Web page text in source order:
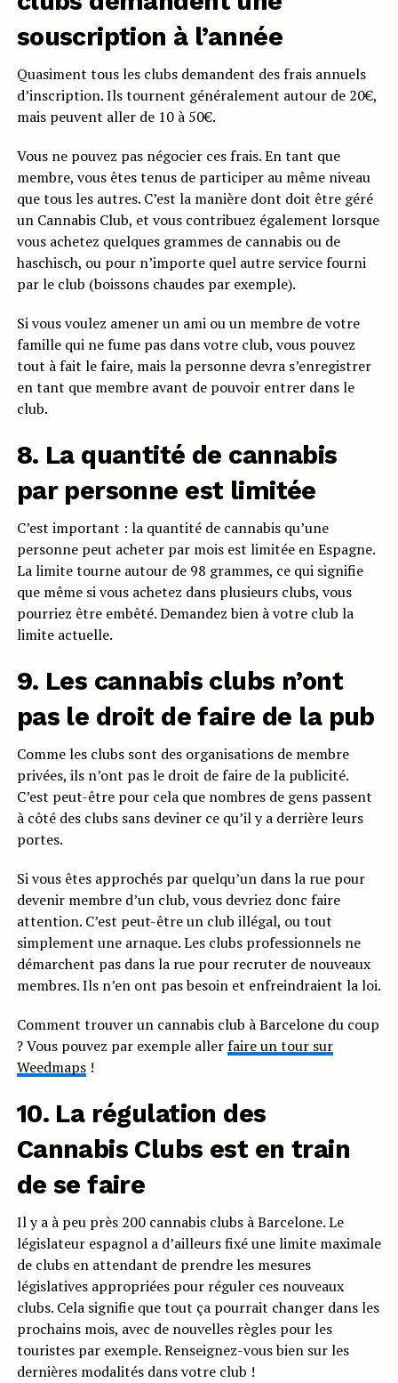
souscription à l’année
Quasiment tous les clubs demandent des frais annuels
d’inscription. Ils tournent généralement autour de 20€,
mais peuvent aller de 10 à 50€.
Vous ne pouvez pas négocier ces frais. En tant que
membre, vous êtes tenus de participer au même niveau
que tous les autres. C’est la manière dont doit être géré
un Cannabis Club, et vous contribuez également lorsque
vous achetez quelques grammes de cannabis ou de
haschisch, ou pour n’importe quel autre service fourni
par le club (boissons chaudes par exemple).
Si vous voulez amener un ami ou un membre de votre
famille qui ne fume pas dans votre club, vous pouvez
tout à fait le faire, mais la personne devra s’enregistrer
en tant que membre avant de pouvoir entrer dans le
club.
8. La quantité de cannabis
par personne est limitée
C’est important : la quantité de cannabis qu’une
personne peut acheter par mois est limitée en Espagne.
La limite tourne autour de 98 grammes, ce qui signifie
que même si vous achetez dans plusieurs clubs, vous
pourriez être embêté. Demandez bien à votre club la
limite actuelle.
9. Les cannabis clubs n’ont
pas le droit de faire de la pub
Comme les clubs sont des organisations de membre
privées, ils n’ont pas le droit de faire de la publicité.
C’est peut-être pour cela que nombres de gens passent
à côté des clubs sans deviner ce qu’il y a derrière leurs
portes.
Si vous êtes approchés par quelqu’un dans la rue pour
devenir membre d’un club, vous devriez donc faire
attention. C’est peut-être un club illégal, ou tout
simplement une arnaque. Les clubs professionnels ne
démarchent pas dans la rue pour recruter de nouveaux
membres. Ils n’en ont pas besoin et enfreindraient la loi.
Comment trouver un cannabis club à Barcelone du coup
? Vous pouvez par exemple allerfaire un tour sur
Weedmaps!
10. La régulation des
Cannabis Clubs est en train
de se faire
Il y a à peu près 200 cannabis clubs à Barcelone. Le
législateur espagnol a d’ailleurs fixé une limite maximale
de clubs en attendant de prendre les mesures
législatives appropriées pour réguler ces nouveaux
clubs. Cela signifie que tout ça pourrait changer dans les
prochains mois, avec de nouvelles règles pour les
touristes par exemple. Renseignez-vous bien sur les
dernières modalités dans votre club !